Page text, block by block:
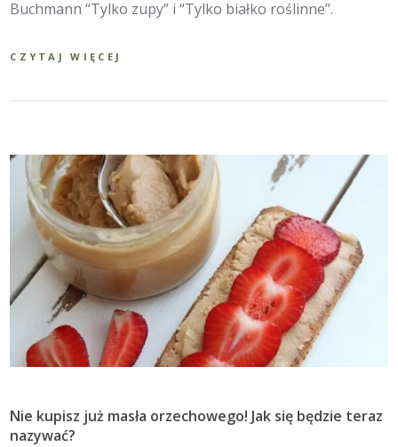
Buchmann “Tylko zupy” i “Tylko białko roślinne”.
CZYTAJ WIĘCEJ
Nie kupisz już masła orzechowego! Jak się będzie teraz
nazywać?